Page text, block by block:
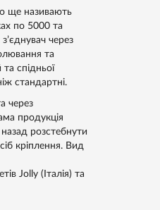
ще називають
по 5000 та
через
та
спідньої
стандартні.
через
продукція
розстебнути
кріплення. Вид
Jolly (Італія) та